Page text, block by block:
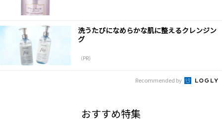
洗うたびになめらかな肌に整えるクレンジン
グ
（PR）
Recommended by
おすすめ特集